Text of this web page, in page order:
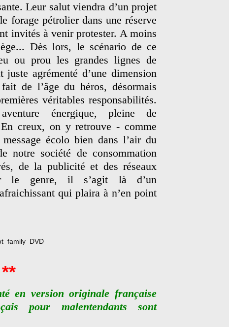
Leur salut viendra d’un projet
forage pétrolier dans une réserve
invités à venir protester. A moins
Dès lors, le scénario de ce
ou prou les grandes lignes de
agrémenté d’une dimension
de l’âge du héros, désormais
véritables responsabilités.
énergique, pleine de
En creux, on y retrouve - comme
écolo bien dans l’air du
notre société de consommation
de la publicité et des réseaux
le genre, il s’agit là d’un
qui plaira à n’en point
**
en version originale française
pour malentendants sont